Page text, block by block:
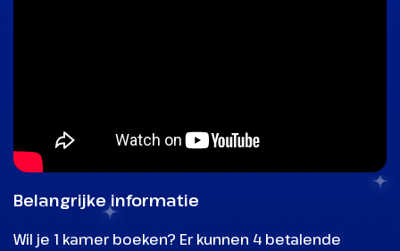
Belangrijke informatie
Wil je 1 kamer boeken? Er kunnen 4 betalende